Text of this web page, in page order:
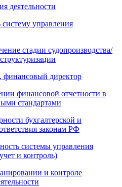
деятельности
управления
стадии судопроизводства/
финансовый директор
финансовой отчетности в
стандартами
бухгалтерской и
законам РФ
системы управления
и контроль)
и контроле